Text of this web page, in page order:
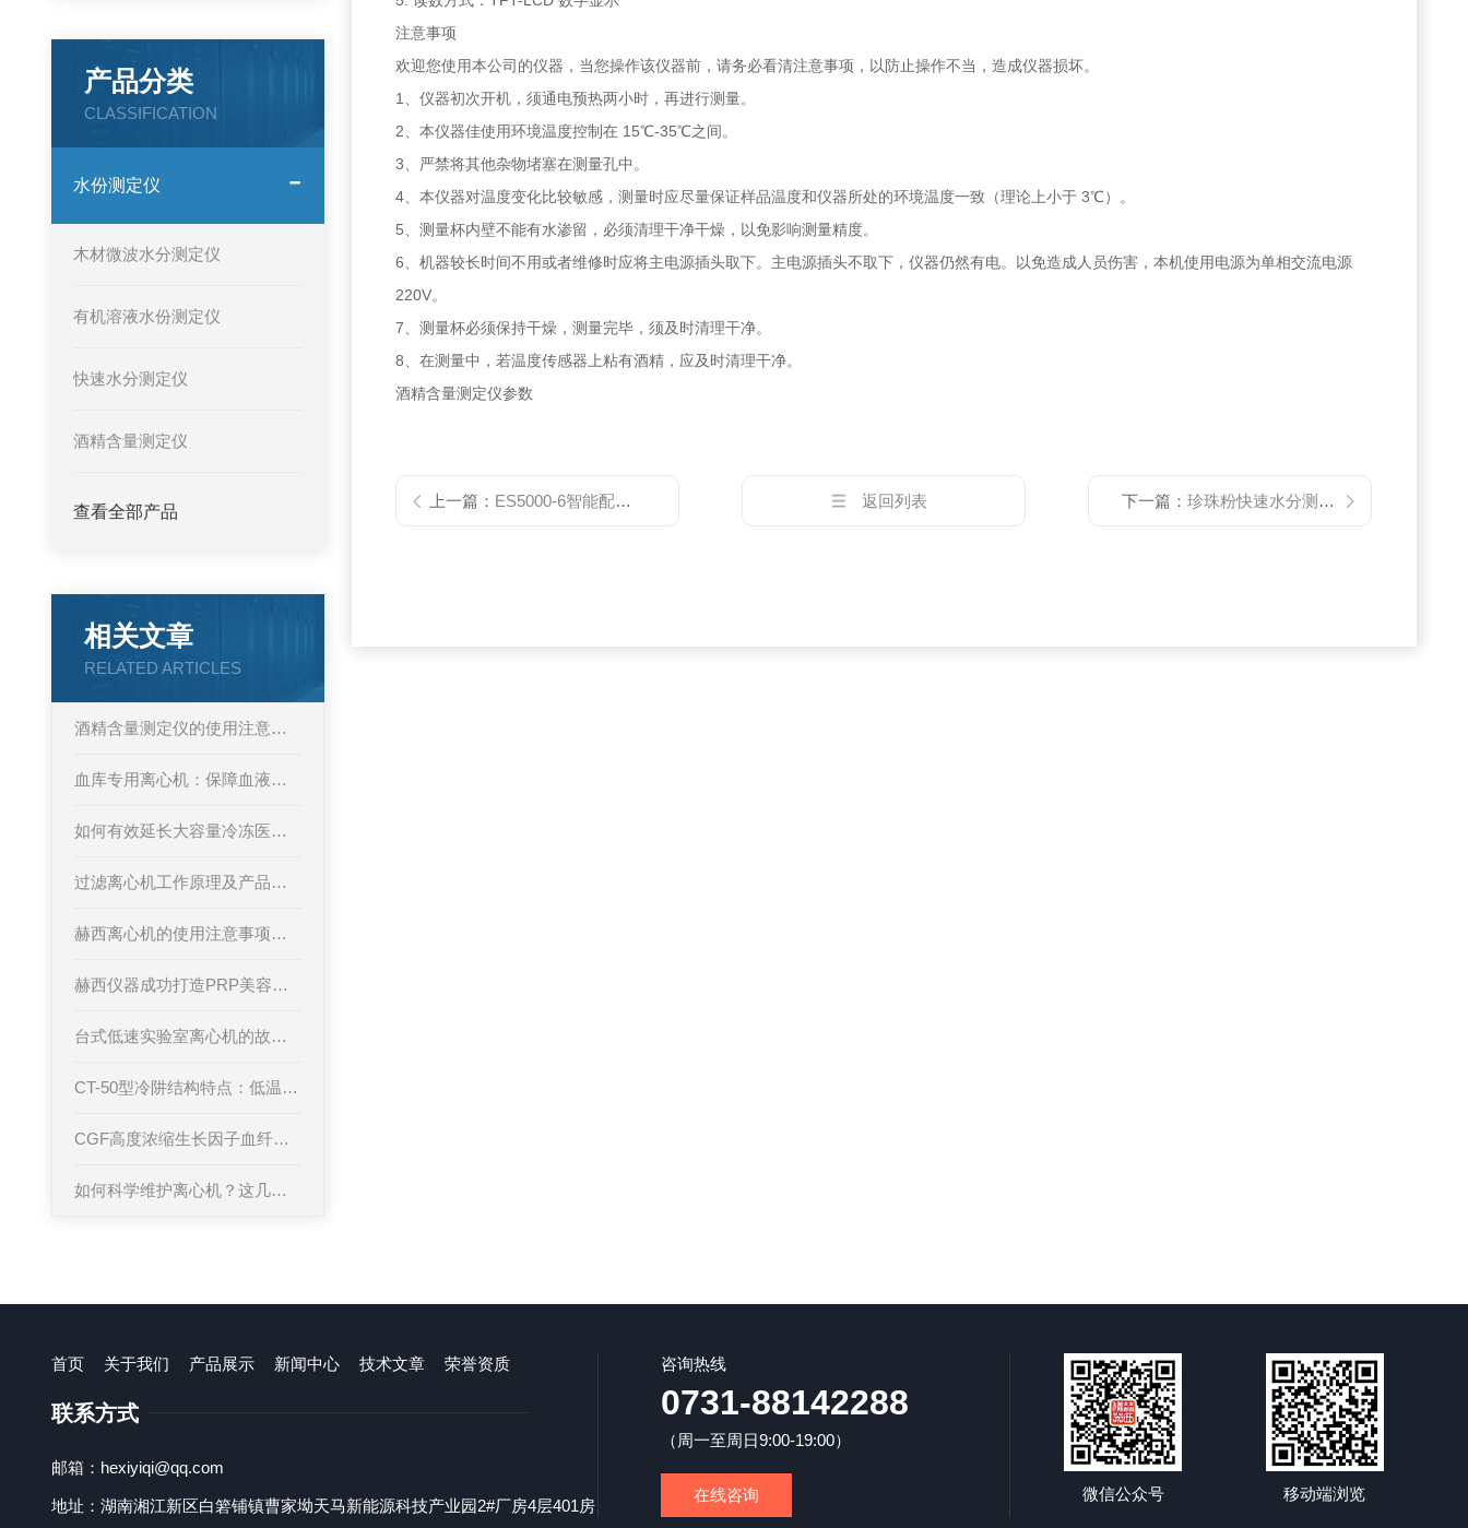
注意事项
欢迎您使用本公司的仪器，当您操作该仪器前，请务必看清注意事项，以防止操作不当，造成仪器损坏。
1、仪器初次开机，须通电预热两小时，再进行测量。
2、本仪器佳使用环境温度控制在 15℃-35℃之间。
3、严禁将其他杂物堵塞在测量孔中。
4、本仪器对温度变化比较敏感，测量时应尽量保证样品温度和仪器所处的环境温度一致（理论上小于 3℃）。
5、测量杯内壁不能有水渗留，必须清理干净干燥，以免影响测量精度。
6、机器较长时间不用或者维修时应将主电源插头取下。主电源插头不取下，仪器仍然有电。以免造成人员伤害，本机使用电源为单相交流电源
220V。
7、测量杯必须保持干燥，测量完毕，须及时清理干净。
8、在测量中，若温度传感器上粘有酒精，应及时清理干净。
酒精含量测定仪参数
上一篇： ES5000-6智能配平仪参数 返回列表 下一篇：珍珠粉快速水分测定仪
产品分类
CLASSIFICATION
水份测定仪
木材微波水分测定仪
有机溶液水份测定仪
快速水分测定仪
酒精含量测定仪
查看全部产品
相关文章
RELATED ARTICLES
酒精含量测定仪的使用注意事项
血库专用离心机：保障血液成分分离质量的核心设备
如何有效延长大容量冷冻医用离心机的使用寿命？
过滤离心机工作原理及产品特点
赫西离心机的使用注意事项和安装介绍
赫西仪器成功打造PRP美容离心机
台式低速实验室离心机的故障检测和清洁方法介绍
CT-50型冷阱结构特点：低温实验的可靠支撑
CGF高度浓缩生长因子血纤维蛋白在口腔种植中的应用
如何科学维护离心机？这几个规则不能忽视
首页 关于我们 产品展示 新闻中心 技术文章 荣誉资质
联系方式
邮箱：hexiyiqi@qq.com
地址：湖南湘江新区白箬铺镇曹家坳天马新能源科技产业园2#厂房4层401房
咨询热线
0731-88142288
（周一至周日9:00-19:00）
在线咨询 微信公众号 移动端浏览